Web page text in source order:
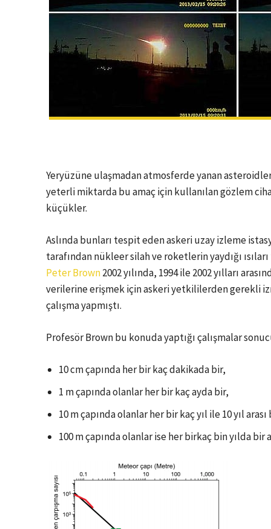
Yeryüzüne ulaşmadan atmosferde yanan
yeterli miktarda bu amaç için kullanılan gözlem
küçükler.
Aslında bunları tespit eden askeri uzay izleme
tarafından nükleer silah ve roketlerin yaydığı
Peter Brown2002 yılında, 1994 ile 2002 yılları
verilerine erişmek için askeri yetkililerden gerekli
çalışma yapmıştı.
Profesör Brown bu konuda yaptığı çalışmalar
10 cm çapında her bir kaç dakikada bir,
1 m çapında olanlar her bir kaç ayda bir,
10 m çapında olanlar her bir kaç yıl ile 10 yıl
100 m çapında olanlar ise her birkaç bin yılda